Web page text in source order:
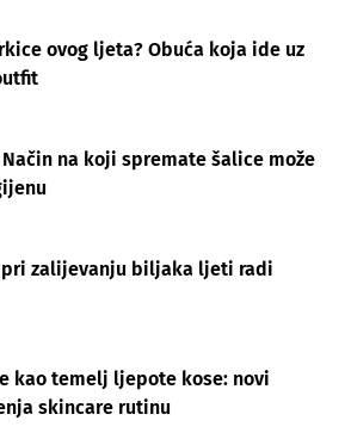
ovog ljeta? Obuća koja ide uz
na koji spremate šalice može
pri zalijevanju biljaka ljeti radi
kao temelj ljepote kose: novi
skincare rutinu